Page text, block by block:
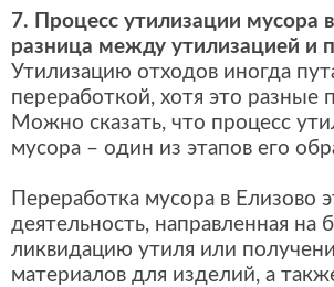
7. Процесс утилизации мусора
разница между утилизацией и
Утилизацию отходов иногда
переработкой, хотя это разные
Можно сказать, что процесс
мусора – один из этапов его
Переработка мусора в Елизово
деятельность, направленная на
ликвидацию утиля или
материалов для изделий, а